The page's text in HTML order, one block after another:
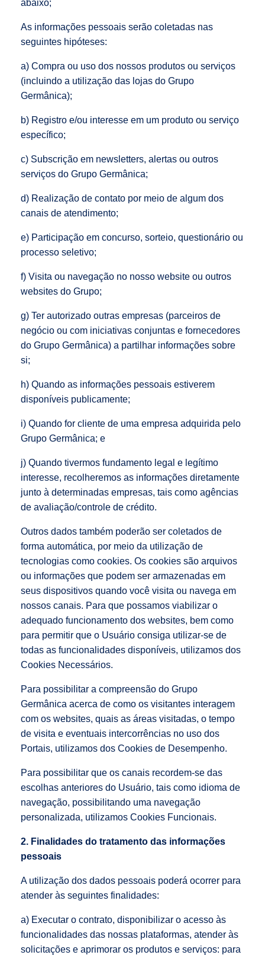
abaixo;
As informações pessoais serão coletadas nas
seguintes hipóteses:
a) Compra ou uso dos nossos produtos ou serviços
(incluindo a utilização das lojas do Grupo
Germânica);
b) Registro e/ou interesse em um produto ou serviço
específico;
c) Subscrição em newsletters, alertas ou outros
serviços do Grupo Germânica;
d) Realização de contato por meio de algum dos
canais de atendimento;
e) Participação em concurso, sorteio, questionário ou
processo seletivo;
f) Visita ou navegação no nosso website ou outros
websites do Grupo;
g) Ter autorizado outras empresas (parceiros de
negócio ou com iniciativas conjuntas e fornecedores
do Grupo Germânica) a partilhar informações sobre
si;
h) Quando as informações pessoais estiverem
disponíveis publicamente;
i) Quando for cliente de uma empresa adquirida pelo
Grupo Germânica; e
j) Quando tivermos fundamento legal e legítimo
interesse, recolheremos as informações diretamente
junto à determinadas empresas, tais como agências
de avaliação/controle de crédito.
Outros dados também poderão ser coletados de
forma automática, por meio da utilização de
tecnologias como cookies. Os cookies são arquivos
ou informações que podem ser armazenadas em
seus dispositivos quando você visita ou navega em
nossos canais. Para que possamos viabilizar o
adequado funcionamento dos websites, bem como
para permitir que o Usuário consiga utilizar-se de
todas as funcionalidades disponíveis, utilizamos dos
Cookies Necessários.
Para possibilitar a compreensão do Grupo
Germânica acerca de como os visitantes interagem
com os websites, quais as áreas visitadas, o tempo
de visita e eventuais intercorrências no uso dos
Portais, utilizamos dos Cookies de Desempenho.
Para possibilitar que os canais recordem-se das
escolhas anteriores do Usuário, tais como idioma de
navegação, possibilitando uma navegação
personalizada, utilizamos Cookies Funcionais.
2. Finalidades do tratamento das informações
pessoais
A utilização dos dados pessoais poderá ocorrer para
atender às seguintes finalidades:
a) Executar o contrato, disponibilizar o acesso às
funcionalidades das nossas plataformas, atender às
solicitações e aprimorar os produtos e serviços: para